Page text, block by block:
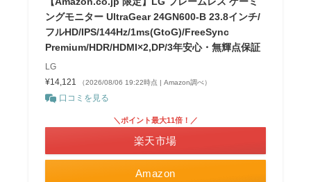
ングモニター UltraGear 24GN600-B 23.8インチ/
フルHD/IPS/144Hz/1ms(GtoG)/FreeSync
Premium/HDR/HDMI×2,DP/3年安心・無輝点保証
LG
¥14,121
（2026/08/06 19:22時点 | Amazon調べ）
口コミを見る
Amazon
＼ポイント最大11倍！／
楽天市場